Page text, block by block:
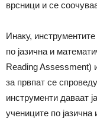
врсници и се
Инаку,
по јазична и
Reading
за првпат се
инструменти даваат
учениците по